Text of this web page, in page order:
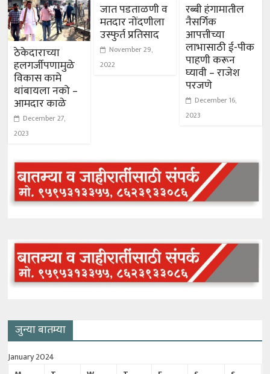
ठेकेदाराच्या
हलगर्जीपणामुळे
विकास कामे
थांबायला नको –
आमदार काळे
December 27,
2023
जात पडताळणी व
मतदार नोंदणीला
उस्फुर्त प्रतिसाद
November 29,
2022
रब्बी हंगामातील
नैसर्गिक
आपत्तीच्या
लाभासाठी ई-पीक
पाहणी करून
घ्यावी – राजेश
परजणे
December 16,
2023
जुन्या बातम्या
January 2024